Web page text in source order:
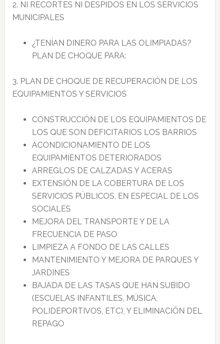
2. NI RECORTES NI DESPIDOS EN LOS SERVICIOS
MUNICIPALES
¿TENÍAN DINERO PARA LAS OLIMPIADAS?
PLAN DE CHOQUE PARA:
3. PLAN DE CHOQUE DE RECUPERACIÓN DE LOS
EQUIPAMIENTOS Y SERVICIOS
CONSTRUCCIÓN DE LOS EQUIPAMIENTOS DE
LOS QUE SON DEFICITARIOS LOS BARRIOS
ACONDICIONAMIENTO DE LOS
EQUIPAMIENTOS DETERIORADOS
ARREGLOS DE CALZADAS Y ACERAS
EXTENSIÓN DE LA COBERTURA DE LOS
SERVICIOS PÚBLICOS, EN ESPECIAL DE LOS
SOCIALES
MEJORA DEL TRANSPORTE Y DE LA
FRECUENCIA DE PASO
LIMPIEZA A FONDO DE LAS CALLES
MANTENIMIENTO Y MEJORA DE PARQUES Y
JARDINES
BAJADA DE LAS TASAS QUE HAN SUBIDO
(ESCUELAS INFANTILES, MÚSICA,
POLIDEPORTIVOS, ETC), Y ELIMINACIÓN DEL
REPAGO